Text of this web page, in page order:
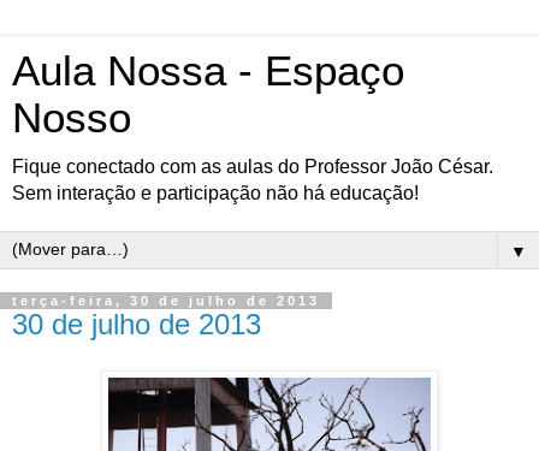
Aula Nossa - Espaço
Nosso
Fique conectado com as aulas do Professor João César.
Sem interação e participação não há educação!
▼
terça-feira, 30 de julho de 2013
30 de julho de 2013